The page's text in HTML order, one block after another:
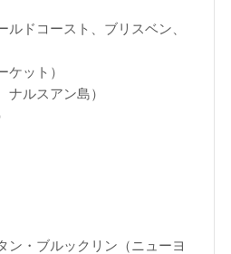
ルドコースト、ブリスベン、
ケット）
ナルスアン島）
ン・ブルックリン（ニューヨ